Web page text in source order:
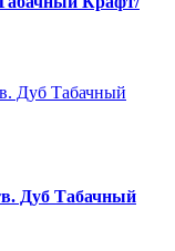
Дуб Табачный